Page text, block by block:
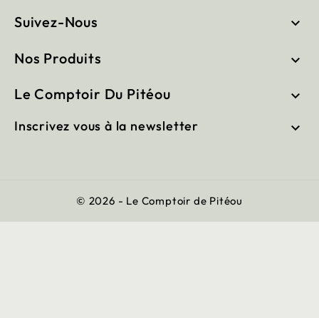
Suivez-Nous 
Nos Produits 
Le Comptoir Du Pitéou 
Inscrivez vous à la newsletter 
© 2026 - Le Comptoir de Pitéou